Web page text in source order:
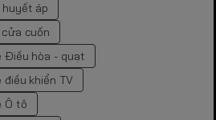
huyết áp
cuốn
Điều hòa - quạt
điều khiển TV
Ô tô